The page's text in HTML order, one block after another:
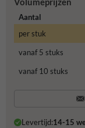
Aantal
per stuk
vanaf 5 stuks
vanaf 10 stuks
Levertijd:14-15